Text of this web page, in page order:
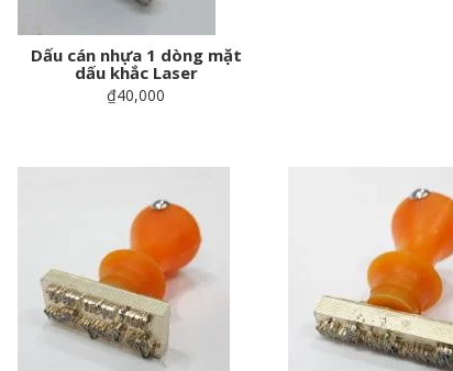
Dấu cán nhựa 1 dòng mặt
dấu khắc Laser
₫40,000